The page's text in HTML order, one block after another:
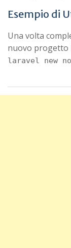
Esempio di
Una volta
nuovo progetto
laravel new